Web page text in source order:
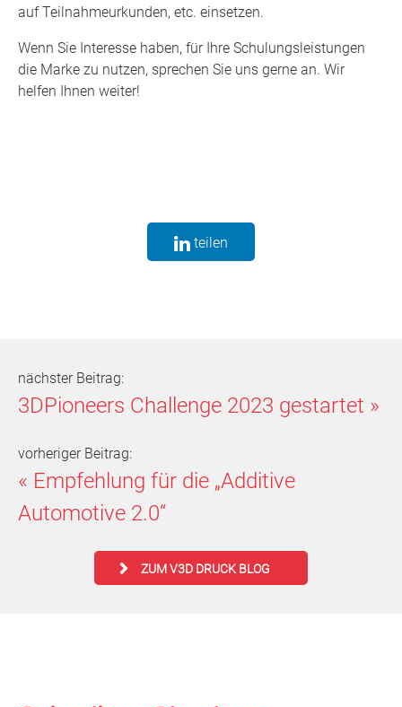
auf Teilnahmeurkunden, etc. einsetzen.
Wenn Sie Interesse haben, für Ihre Schulungsleistungen
die Marke zu nutzen, sprechen Sie uns gerne an. Wir
helfen Ihnen weiter!
teilen
nächster Beitrag:
3DPioneers Challenge 2023 gestartet »
vorheriger Beitrag:
« Empfehlung für die „Additive
Automotive 2.0“
ZUM V3D DRUCK BLOG